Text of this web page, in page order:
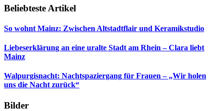
Beliebteste Artikel
So wohnt Mainz: Zwischen Altstadtflair und Keramikstudio
Liebeserklärung an eine uralte Stadt am Rhein – Clara liebt
Mainz
Walpurgisnacht: Nachtspaziergang für Frauen – „Wir holen
uns die Nacht zurück“
Bilder